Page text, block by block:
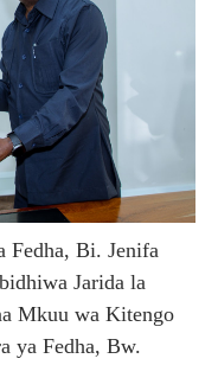
WAPONGEZWA KWA
YA VIPIMO SAHIHI
WAHIMIZWA
WA BARABARA ZA
GRANITE
MAISHA
mazungumzo na
Fedha, Bi. Jenifa
Jarida la
Mkuu wa Kitengo
ya Fedha, Bw.